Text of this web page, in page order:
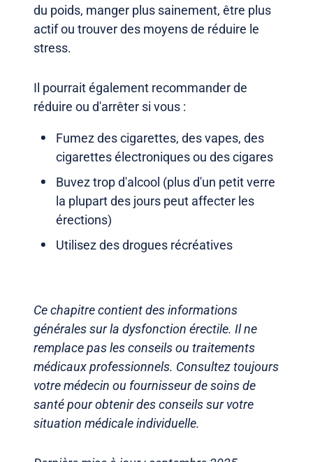
du poids, manger plus sainement, être plus
actif ou trouver des moyens de réduire le
stress.
Il pourrait également recommander de
réduire ou d'arrêter si vous :
Fumez des cigarettes, des vapes, des
cigarettes électroniques ou des cigares
Buvez trop d'alcool (plus d'un petit verre
la plupart des jours peut affecter les
érections)
Utilisez des drogues récréatives
Ce chapitre contient des informations
générales sur la dysfonction érectile. Il ne
remplace pas les conseils ou traitements
médicaux professionnels. Consultez toujours
votre médecin ou fournisseur de soins de
santé pour obtenir des conseils sur votre
situation médicale individuelle.